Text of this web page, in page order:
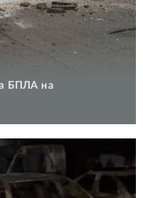
БПЛА на